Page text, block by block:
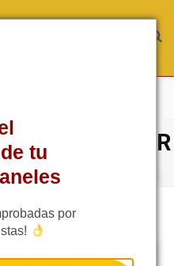
tu
por
SOLAR